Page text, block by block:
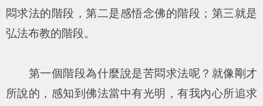
悶求法的階段，第二是感悟念佛的階段；第三就是
弘法布教的階段。
第一個階段為什麼說是苦悶求法呢？就像剛才
所說的，感知到佛法當中有光明，有我內心所追求